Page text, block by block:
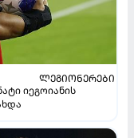
ᲚᲔᲒᲘᲝᲜᲔᲠᲔᲑᲘ
იეგოიანის